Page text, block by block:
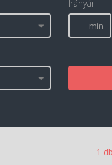
Irányár
1